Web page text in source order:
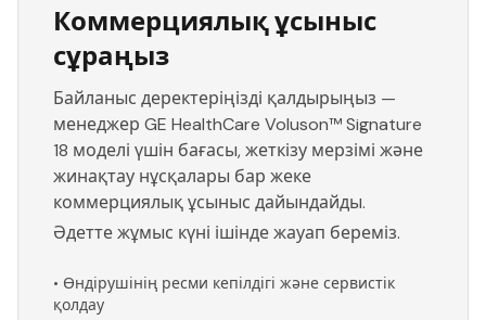
Коммерциялық ұсыныс
сұраңыз
Байланыс деректеріңізді қалдырыңыз —
менеджер GE HealthCare Voluson™ Signature
18 моделі үшін бағасы, жеткізу мерзімі және
жинақтау нұсқалары бар жеке
коммерциялық ұсыныс дайындайды.
Әдетте жұмыс күні ішінде жауап береміз.
• Өндірушінің ресми кепілдігі және сервистік
қолдау